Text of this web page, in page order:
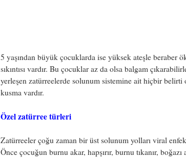
5 yaşından büyük çocuklarda ise yüksek ateşle beraber
sıkıntısı vardır. Bu çocuklar az da olsa balgam
yerleşen zatürreelerde solunum sistemine ait hiçbir belirti
kusma vardır.
Özel zatürree türleri
Zatürreeler çoğu zaman bir üst solunum yolları viral
Önce çocuğun burnu akar, hapşırır, burnu tıkanır,